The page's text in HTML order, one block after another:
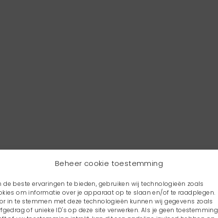
Beheer cookie toestemming
de beste ervaringen te bieden, gebruiken wij technologieën zoals
om informatie over je apparaat op te slaan en/of te raadplegen.
in te stemmen met deze technologieën kunnen wij gegevens zoals
of unieke ID's op deze site verwerken. Als je geen toestemming